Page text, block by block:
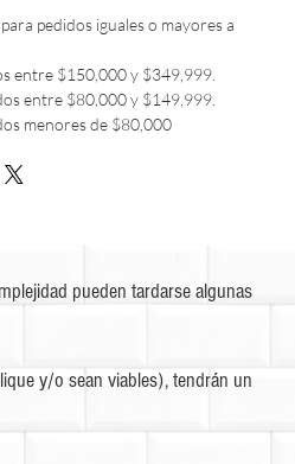
pedidos iguales o mayores a
entre $150,000 y $349,999.
entre $80,000 y $149,999.
menores de $80,000
pueden tardarse algunas
y/o sean viables), tendrán un